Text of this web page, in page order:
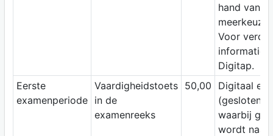
hand van
Voor
informatie,
Digitap.
Eerste
examenperiode
Vaardigheidstoets
in de
examenreeks
50,00
Digitaal
(gesloten
waarbij
wordt naar